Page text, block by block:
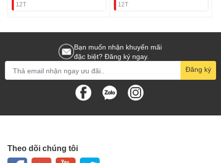
12T 12T
Bạn muốn nhận khuyến mãi
đặc biệt? Đăng ký ngay.
Đăng ký
Theo dõi chúng tôi